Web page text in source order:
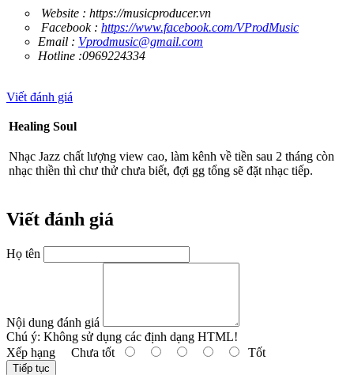
Website : https://musicproducer.vn
Facebook : https://www.facebook.com/VProdMusic
Email : Vprodmusic@gmail.com
Hotline :0969224334
Viết đánh giá
Healing Soul
Nhạc Jazz chất lượng view cao, làm kênh về tiền sau 2 tháng còn
nhạc thiền thì chư thử chưa biết, đợi gg tổng sẽ đặt nhạc tiếp.
Viết đánh giá
Họ tên
Nội dung đánh giá
Chú ý: Không sử dụng các định dạng HTML!
Xếp hạng Chưa tốt Tốt
Tiếp tục